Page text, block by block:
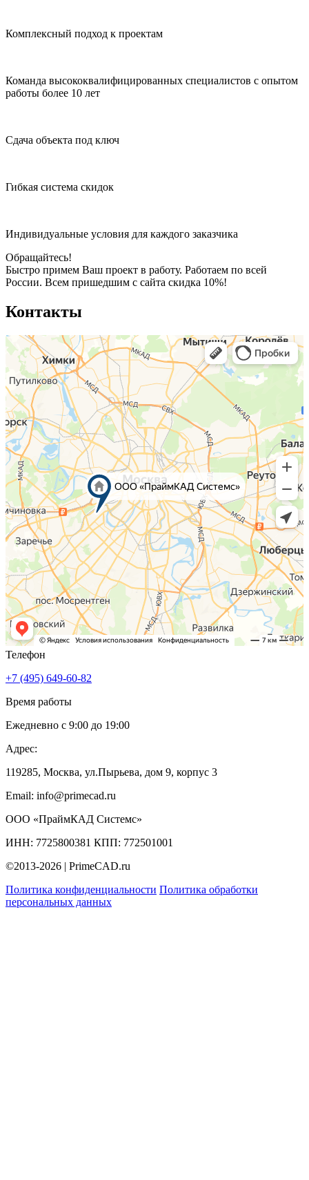
Комплексный подход к проектам
Команда высококвалифицированных специалистов с опытом
работы более 10 лет
Сдача объекта под ключ
Гибкая система скидок
Индивидуальные условия для каждого заказчика
Обращайтесь!
Быстро примем Ваш проект в работу. Работаем по всей
России. Всем пришедшим с сайта скидка 10%!
Контакты
Телефон
+7 (495) 649-60-82
Время работы
Ежедневно с 9:00 до 19:00
Адрес:
119285, Москва, ул.Пырьева, дом 9, корпус 3
Email: info@primecad.ru
ООО «ПраймКАД Системс»
ИНН: 7725800381 КПП: 772501001
©2013-2026 | PrimeCAD.ru
Политика конфиденциальности Политика обработки
персональных данных